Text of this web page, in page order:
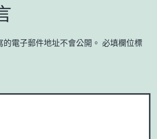
電子郵件地址不會公開。 必填欄位標